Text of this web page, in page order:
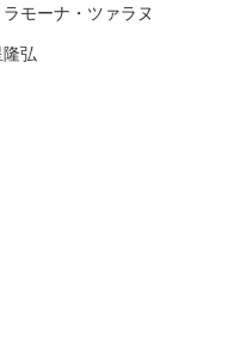
モーナ・ツァラヌ
弘